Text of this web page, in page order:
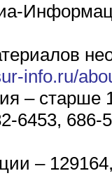
info.ru/
– старше
6453, 686-
–